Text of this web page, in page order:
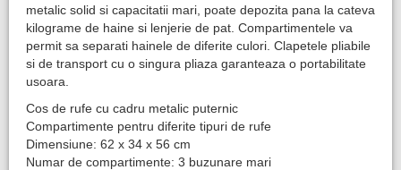
metalic solid si capacitatii mari, poate depozita pana la cateva
kilograme de haine si lenjerie de pat. Compartimentele va
permit sa separati hainele de diferite culori. Clapetele pliabile
si de transport cu o singura pliaza garanteaza o portabilitate
usoara.
Cos de rufe cu cadru metalic puternic
Compartimente pentru diferite tipuri de rufe
Dimensiune: 62 x 34 x 56 cm
Numar de compartimente: 3 buzunare mari